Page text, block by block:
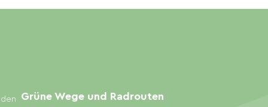
Grüne Wege und Radrouten